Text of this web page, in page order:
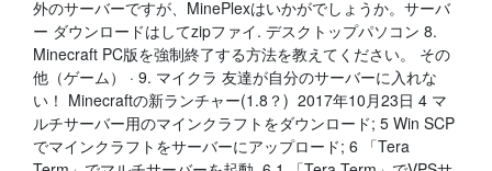
外のサーバーですが、MinePlexはいかがでしょうか。サーバ
ー ダウンロードはしてzipファイ. デスクトップパソコン 8.
Minecraft PC版を強制終了する方法を教えてください。 その
他（ゲーム） · 9. マイクラ 友達が自分のサーバーに入れな
い！ Minecraftの新ランチャー(1.8？) 2017年10月23日 4 マ
ルチサーバー用のマインクラフトをダウンロード; 5 Win SCP
でマインクラフトをサーバーにアップロード; 6 「Tera